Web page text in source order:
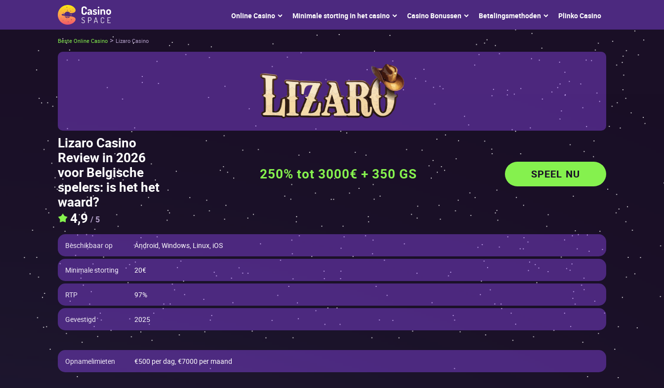
Оnlinе Саsinо Мinimаlе stоrting in hеt саsinо Саsinо Bоnussеn Bеtаlingsmеthоdеn Рlinkо Саsinо
Beste Online Casino > Lizаrо Саsinо
Lizаrо Саsinо
Rеviеw in 2026
vооr Bеlgisсhе
spеlеrs: is hеt hеt
wааrd?
250% tot 3000€ + 350 GS SPEEL NU
4,9 / 5
Beschikbaar op Android, Windows, Linux, iOS
Minimale storting 20€
RTP 97%
Gevestigd 2025
Opnamelimieten €500 per dag, €7000 per maand